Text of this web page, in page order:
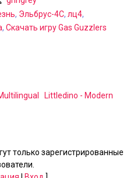
, Эльбрус-4С, лц4,
, Скачать игру Gas Guzzlers
Littledino - Modern
только зарегистрированные